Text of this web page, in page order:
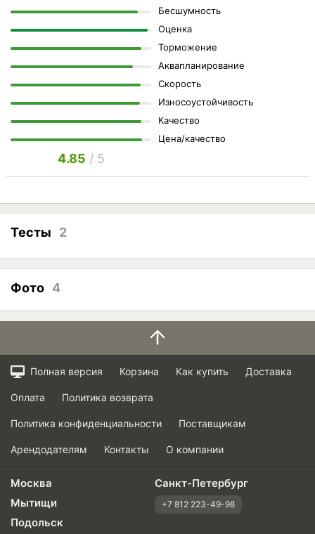
Бесшумность
Оценка
Торможение
Аквапланирование
Скорость
Износоустойчивость
Качество
Цена/качество
4.85 / 5
Тесты 2
Фото 4
Полная версия Корзина Как купить Доставка
Оплата Политика возврата
Политика конфиденциальности Поставщикам
Арендодателям Контакты О компании
Москва
Мытищи
Подольск
Санкт-Петербург
+7 812 223-49-98